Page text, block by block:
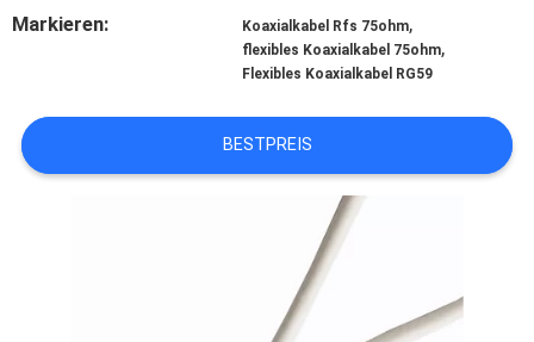
MIT
VERBINDUNG
Markieren: Koaxialkabel Rfs 75ohm,
flexibles Koaxialkabel 75ohm,
Flexibles Koaxialkabel RG59
BESTPREIS